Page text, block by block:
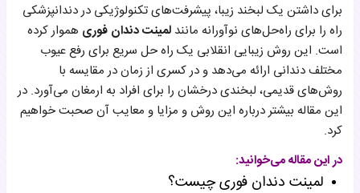
برای داشتن یک لبخند زیبا، پیشرفت‌های تکنولوژیکی در دندانپزشکی
راه را برای راه‌حل‌های نوآورانه مانند لمینت دندان فوری هموار کرده
است. این روش زیبایی انقلابی یک راه حل سریع برای رفع عیوب
مختلف دندانی ارائه می‌دهد و در کسری از زمان در مقایسه با
روش‌های قدیمی، لبخندی درخشان را برای افراد به ارمغان می‌آورد. در
این مقاله بیشتر درباره این روش و مزایا و معایب آن صحبت خواهیم
کرد.
در این مقاله می‌خوانید:
لمینت دندان فوری چیست؟